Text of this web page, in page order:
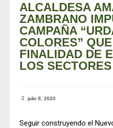
ALCALDESA
ZAMBRANO
CAMPAÑA
COLORES”
FINALIDAD DE
LOS
julio 8, 2020
Seguir construyendo el